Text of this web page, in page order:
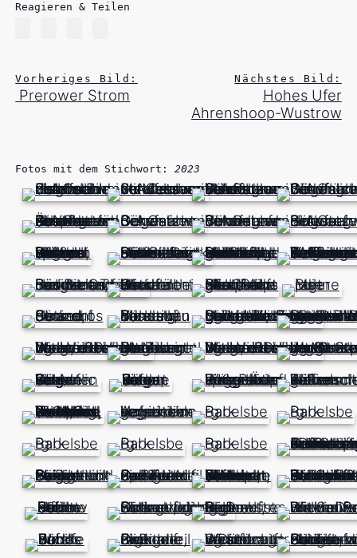
Reagieren & Teilen
Vorheriges Bild:
Prerower Strom
Nächstes Bild:
Hohes Ufer
Ahrenshoop-Wustrow
Fotos mit dem Stichwort:2023